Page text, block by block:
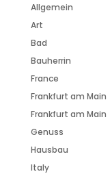
Allgemein
Art
Bad
Bauherrin
France
Frankfurt am Main
Frankfurt am Main
Genuss
Hausbau
Italy